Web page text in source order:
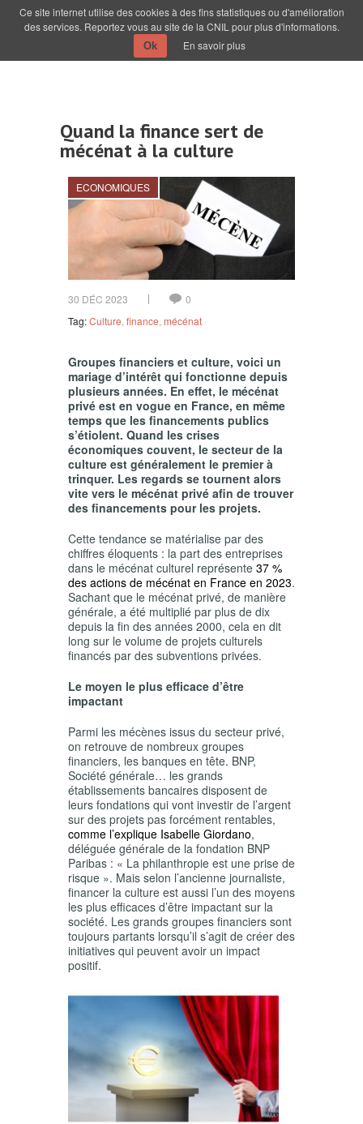
Quand la finance sert de
mécénat à la culture
ECONOMIQUES
30 DÉC 2023
0
Tag:Culture finance mécénat
Groupes financiers et culture, voici un
mariage d’intérêt qui fonctionne depuis
plusieurs années. En effet, le mécénat
privé est en vogue en France, en même
temps que les financements publics
s’étiolent. Quand les crises
économiques couvent, le secteur de la
culture est généralement le premier à
trinquer. Les regards se tournent alors
vite vers le mécénat privé afin de trouver
des financements pour les projets.
Cette tendance se matérialise par des
chiffres éloquents : la part des entreprises
dans le mécénat culturel représente 37 %
des actions de mécénat en France en 2023.
Sachant que le mécénat privé, de manière
générale, a été multiplié par plus de dix
depuis la fin des années 2000, cela en dit
long sur le volume de projets culturels
financés par des subventions privées.
Le moyen le plus efficace d’être
impactant
Parmi les mécènes issus du secteur privé,
on retrouve de nombreux groupes
financiers, les banques en tête. BNP,
Société générale… les grands
établissements bancaires disposent de
leurs fondations qui vont investir de l’argent
sur des projets pas forcément rentables,
comme l’explique Isabelle Giordano,
déléguée générale de la fondation BNP
Paribas : « La philanthropie est une prise de
risque ». Mais selon l’ancienne journaliste,
financer la culture est aussi l’un des moyens
les plus efficaces d’être impactant sur la
société. Les grands groupes financiers sont
toujours partants lorsqu’il s’agit de créer des
initiatives qui peuvent avoir un impact
positif.
Ce site internet utilise des cookies à des fins statistiques ou d'amélioration
des services. Reportez vous au site de la CNIL pour plus d'informations.
Ok En savoir plus